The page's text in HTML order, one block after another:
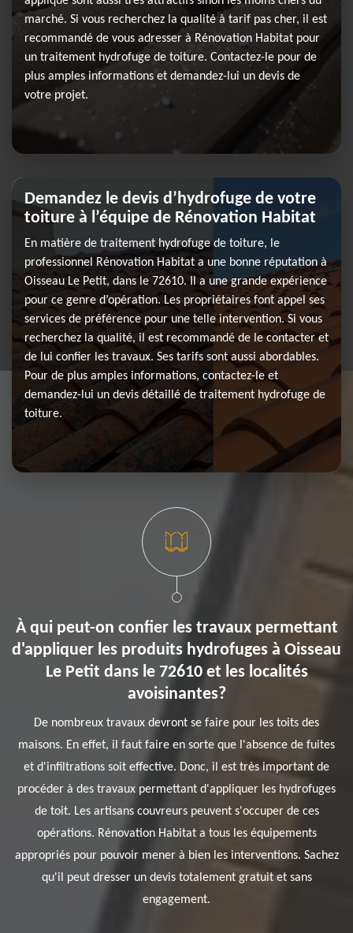
marché. Si vous recherchez la qualité à tarif pas cher, il est
recommandé de vous adresser à Rénovation Habitat pour
un traitement hydrofuge de toiture. Contactez-le pour de
plus amples informations et demandez-lui un devis de
votre projet.
Demandez le devis d’hydrofuge de votre
toiture à l’équipe de Rénovation Habitat
En matière de traitement hydrofuge de toiture, le
professionnel Rénovation Habitat a une bonne réputation à
Oisseau Le Petit, dans le 72610. Il a une grande expérience
pour ce genre d’opération. Les propriétaires font appel ses
services de préférence pour une telle intervention. Si vous
recherchez la qualité, il est recommandé de le contacter et
de lui confier les travaux. Ses tarifs sont aussi abordables.
Pour de plus amples informations, contactez-le et
demandez-lui un devis détaillé de traitement hydrofuge de
toiture.
À qui peut-on confier les travaux permettant
d'appliquer les produits hydrofuges à Oisseau
Le Petit dans le 72610 et les localités
avoisinantes?
De nombreux travaux devront se faire pour les toits des
maisons. En effet, il faut faire en sorte que l'absence de fuites
et d'infiltrations soit effective. Donc, il est très important de
procéder à des travaux permettant d'appliquer les hydrofuges
de toit. Les artisans couvreurs peuvent s'occuper de ces
opérations. Rénovation Habitat a tous les équipements
appropriés pour pouvoir mener à bien les interventions. Sachez
qu'il peut dresser un devis totalement gratuit et sans
engagement.